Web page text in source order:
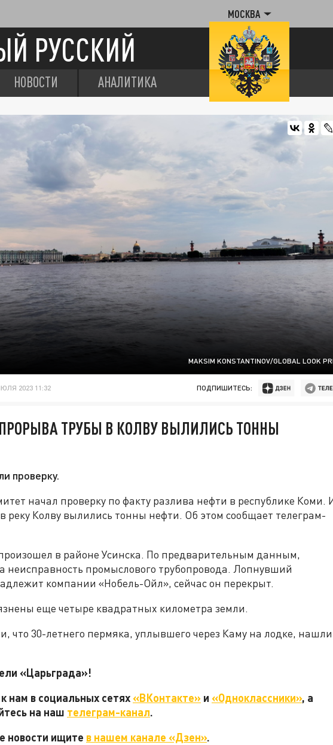
МОСКВА
РУССКИЙ
НОВОСТИ АНАЛИТИКА
MAKSIM KONSTANTINOV/GLOBAL LOOK
2023 11:32 ПОДПИШИТЕСЬ:
ТРУБЫ В КОЛВУ ВЫЛИЛИСЬ ТОННЫ
проверку.
начал проверку по факту разлива нефти в республике Коми.
реку Колву вылились тонны нефти. Об этом сообщает телеграм-
в районе Усинска. По предварительным данным,
неисправность промыслового трубопровода. Лопнувший
компании «Нобель-Ойл», сейчас он перекрыт.
еще четыре квадратных километра земли.
что 30-летнего пермяка, уплывшего через Каму на лодке, нашли
«Царьграда»!
нам в социальных сетях«ВКонтакте» и «Одноклассники», а
на наш телеграм-канал.
новости ищите в нашем канале «Дзен».